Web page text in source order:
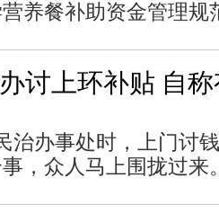
养餐补助资金管理规
讨上环补贴 自
治办事处时，上门讨
，众人马上围拢过来